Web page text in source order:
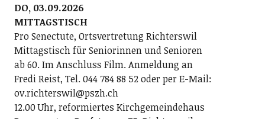
DO, 03.09.2026
MITTAGSTISCH
Pro Senectute, Ortsvertretung Richterswil
Mittagstisch für Seniorinnen und Senioren
ab 60. Im Anschluss Film. Anmeldung an
Fredi Reist, Tel. 044 784 88 52 oder per E-Mail:
ov.richterswil@pszh.ch
12.00 Uhr, reformiertes Kirchgemeindehaus